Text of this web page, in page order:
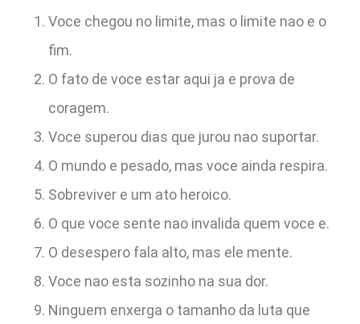
Voce chegou no limite, mas o limite nao e o
fim.
O fato de voce estar aqui ja e prova de
coragem.
Voce superou dias que jurou nao suportar.
O mundo e pesado, mas voce ainda respira.
Sobreviver e um ato heroico.
O que voce sente nao invalida quem voce e.
O desespero fala alto, mas ele mente.
Voce nao esta sozinho na sua dor.
Ninguem enxerga o tamanho da luta que